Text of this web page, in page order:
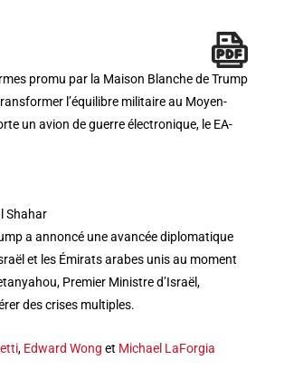
promu par la Maison Blanche de Trump
l’équilibre militaire au Moyen-
un avion de guerre électronique, le EA-
Shahar
a annoncé une avancée diplomatique
et les Émirats arabes unis au moment
Premier Ministre d’Israël,
des crises multiples.
, Edward Wong et Michael LaForgia